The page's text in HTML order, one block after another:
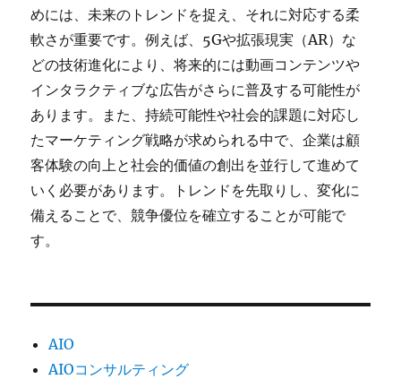
めには、未来のトレンドを捉え、それに対応する柔
軟さが重要です。例えば、5Gや拡張現実（AR）な
どの技術進化により、将来的には動画コンテンツや
インタラクティブな広告がさらに普及する可能性が
あります。また、持続可能性や社会的課題に対応し
たマーケティング戦略が求められる中で、企業は顧
客体験の向上と社会的価値の創出を並行して進めて
いく必要があります。トレンドを先取りし、変化に
備えることで、競争優位を確立することが可能で
す。
AIO
AIOコンサルティング